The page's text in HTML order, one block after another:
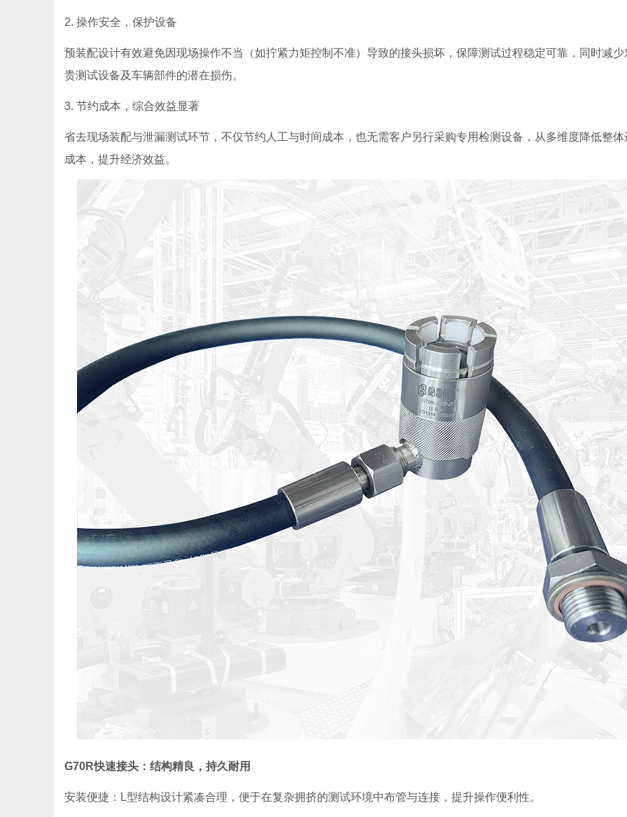
2. 操作安全，保护设备
预装配设计有效避免因现场操作不当（如拧紧力矩控制不准）导致的接头损坏，保障测试过程稳定可靠，同时减少
贵测试设备及车辆部件的潜在损伤。
3. 节约成本，综合效益显著
省去现场装配与泄漏测试环节，不仅节约人工与时间成本，也无需客户另行采购专用检测设备，从多维度降低整体
成本，提升经济效益。
G70R快速接头：结构精良，持久耐用
安装便捷：L型结构设计紧凑合理，便于在复杂拥挤的测试环境中布管与连接，提升操作便利性。